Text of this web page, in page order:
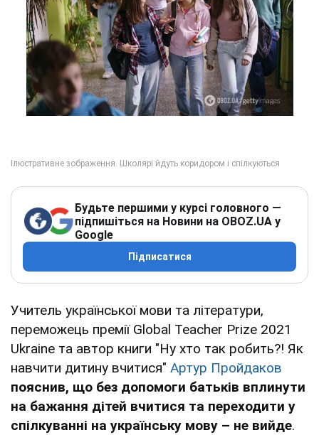
Будьте першими у курсі головного —
підпишіться на Новини на OBOZ.UA у
Google
Підписатися
Учитель української мови та літератури,
переможець премії Global Teacher Prize 2021
Ukraine та автор книги "Ну хто так робить?! Як
навчити дитину вчитися" Артур Пройдаков
пояснив, що без допомоги батьків вплинути
на бажання дітей вчитися та переходити у
спілкуванні на українську мову – не вийде.